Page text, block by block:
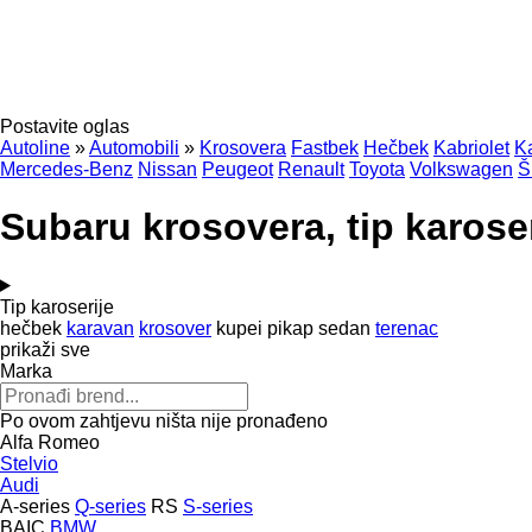
Postavite oglas
Autoline »Automobili » Krosovera Fastbek Hečbek Kabriolet
Mercedes-Benz Nissan Peugeot Renault Toyota Volkswagen
Subaru krosovera, tip
Tip karoserije
hečbek karavan krosover kupei pikap sedan terenac
prikaži sve
Marka
Po ovom zahtjevu ništa nije pronađeno
Alfa Romeo
Stelvio
Audi
A-series Q-series RS S-series
BAIC BMW